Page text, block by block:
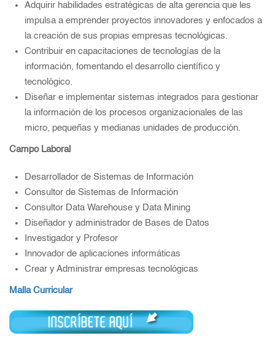
Adquirir habilidades estratégicas de alta gerencia que les
impulsa a emprender proyectos innovadores y enfocados a
la creación de sus propias empresas tecnológicas.
Contribuir en capacitaciones de tecnologías de la
información, fomentando el desarrollo científico y
tecnológico.
Diseñar e implementar sistemas integrados para gestionar
la información de los procesos organizacionales de las
micro, pequeñas y medianas unidades de producción.
Campo Laboral
Desarrollador de Sistemas de Información
Consultor de Sistemas de Información
Consultor Data Warehouse y Data Mining
Diseñador y administrador de Bases de Datos
Investigador y Profesor
Innovador de aplicaciones informáticas
Crear y Administrar empresas tecnológicas
Malla Curricular